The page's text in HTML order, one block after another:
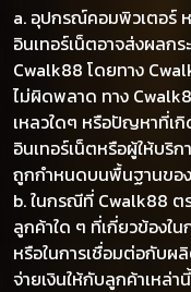
a. อุปกรณ์คอมพิวเตอร์
อินเทอร์เน็ตอาจส่งผลก
Cwalk88 โดยทาง
ไม่ผิดพลาด ทาง
เหลวใดๆ หรือปัญหาที่เ
อินเทอร์เน็ตหรือผู้ให้บริ
ถูกกำหนดบนพื้นฐานขอ
b. ในกรณีที่ Cwalk88
ลูกค้าใด ๆ ที่เกี่ยวข้องใ
หรือในการเชื่อมต่อกับผ
จ่ายเงินให้กับลูกค้าเหล่